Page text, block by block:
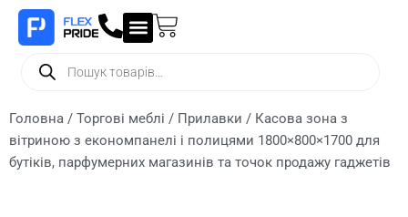
Головна / Торгові меблі / Прилавки / Касова зона з
вітриною з економпанелі і полицями 1800×800×1700 для
бутіків, парфумерних магазинів та точок продажу гаджетів